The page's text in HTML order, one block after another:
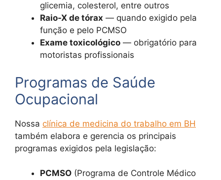
glicemia, colesterol, entre outros
Raio-X de tórax — quando exigido pela
função e pelo PCMSO
Exame toxicológico — obrigatório para
motoristas profissionais
Programas de Saúde
Ocupacional
Nossa clínica de medicina do trabalho em BH
também elabora e gerencia os principais
programas exigidos pela legislação:
PCMSO (Programa de Controle Médico